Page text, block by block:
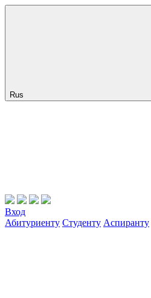
Rus
Вход
Абитуриенту Студенту Аспиранту